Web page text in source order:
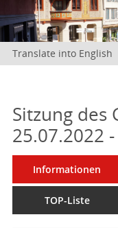
Translate into English
Sitzung des
25.07.2022
Informationen
TOP-Liste